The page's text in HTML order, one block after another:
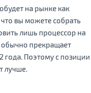
на рынке как
вы можете собрать
лишь процессор на
прекращает
Поэтому с позиции
лучше.